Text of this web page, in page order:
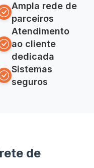
Ampla rede de
parceiros
Atendimento
ao cliente
dedicada
Sistemas
seguros
de